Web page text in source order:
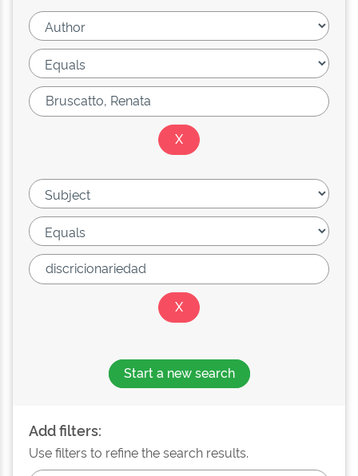
Start a new search
Add filters:
Use filters to refine the search results.